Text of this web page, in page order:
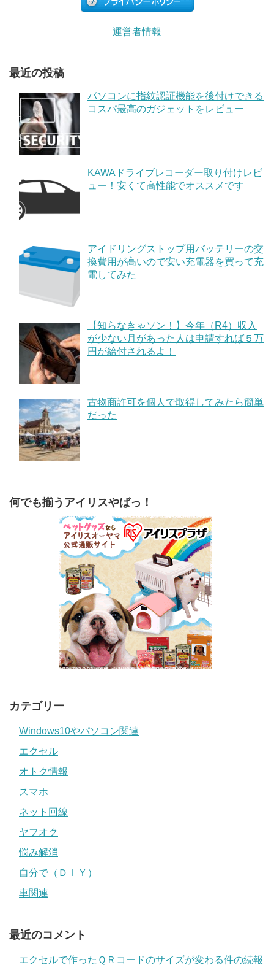
運営者情報
最近の投稿
パソコンに指紋認証機能を後付けできる
コスパ最高のガジェットをレビュー
KAWAドライブレコーダー取り付けレビ
ュー！安くて高性能でオススメです
アイドリングストップ用バッテリーの交
換費用が高いので安い充電器を買って充
電してみた
【知らなきゃソン！】今年（R4）収入
が少ない月があった人は申請すれば５万
円が給付されるよ！
古物商許可を個人で取得してみたら簡単
だった
何でも揃うアイリスやばっ！
カテゴリー
Windows10やパソコン関連
エクセル
オトク情報
スマホ
ネット回線
ヤフオク
悩み解消
自分で（ＤＩＹ）
車関連
最近のコメント
エクセルで作ったＱＲコードのサイズが変わる件の続報